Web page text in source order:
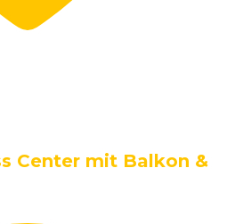
Center mit Balkon &